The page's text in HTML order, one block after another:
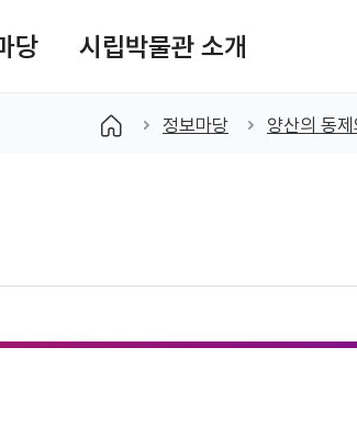
당 시립박물관 소개
정보마당 양산의 동